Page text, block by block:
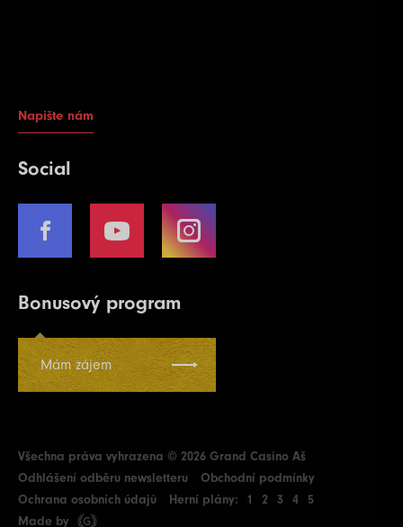
Napište nám
Social
Bonusový program
Mám zájem
Všechna práva vyhrazena © 2026 Grand Casino Aš
Odhlášení odběru newsletteru
Obchodní podmínky
Ochrana osobních údajů
Herní plány: 1 2 3 4
5
Made by